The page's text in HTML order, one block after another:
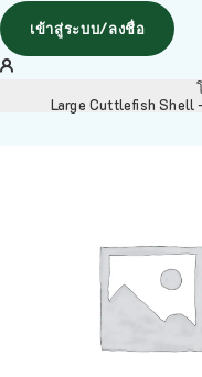
เข้าสู่ระบบ/ลงชื่อ
Large Cuttlefish